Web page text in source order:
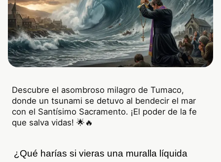
Descubre el asombroso milagro de Tumaco,
donde un tsunami se detuvo al bendecir el mar
con el Santísimo Sacramento. ¡El poder de la fe
que salva vidas! 🌟🔥
¿Qué harías si vieras una muralla líquida